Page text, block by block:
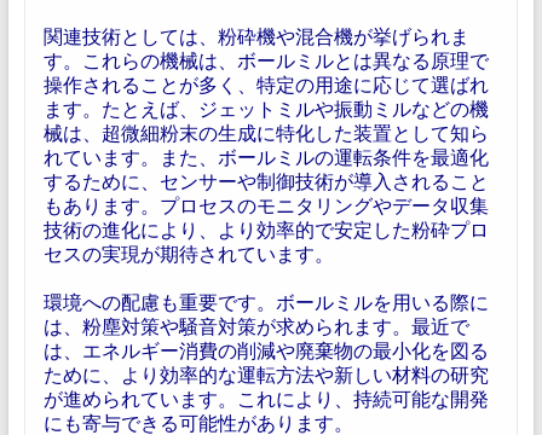
関連技術としては、粉砕機や混合機が挙げられま
す。これらの機械は、ボールミルとは異なる原理で
操作されることが多く、特定の用途に応じて選ばれ
ます。たとえば、ジェットミルや振動ミルなどの機
械は、超微細粉末の生成に特化した装置として知ら
れています。また、ボールミルの運転条件を最適化
するために、センサーや制御技術が導入されること
もあります。プロセスのモニタリングやデータ収集
技術の進化により、より効率的で安定した粉砕プロ
セスの実現が期待されています。
環境への配慮も重要です。ボールミルを用いる際に
は、粉塵対策や騒音対策が求められます。最近で
は、エネルギー消費の削減や廃棄物の最小化を図る
ために、より効率的な運転方法や新しい材料の研究
が進められています。これにより、持続可能な開発
にも寄与できる可能性があります。